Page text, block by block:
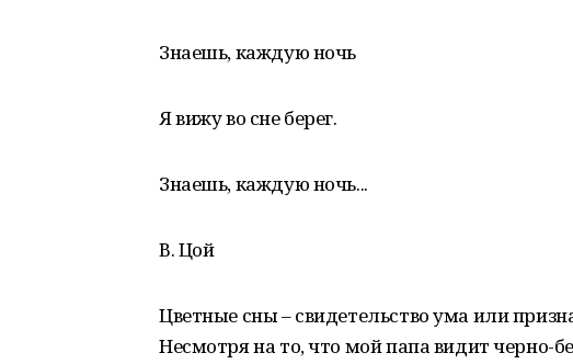
Знаешь, каждую ночь
Я вижу во сне берег.
Знаешь, каждую ночь...
В. Цой
Цветные сны – свидетельство ума или
Несмотря на то, что мой папа видит черно-